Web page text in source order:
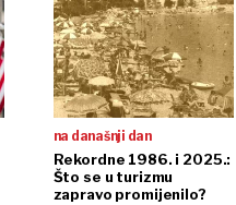
na današnji dan
Rekordne 1986. i 2025.:
Što se u turizmu
zapravo promijenilo?